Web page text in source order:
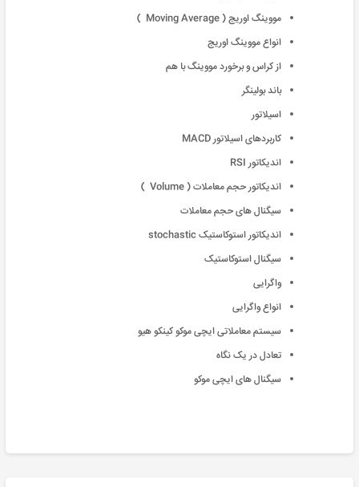
مووینگ اوریج ( Moving Average )
انواع مووینگ اوریج
از کراس و برخورد مووینگ با هم
باند بولینگر
اسیلاتور
کاربردهای اسیلاتور MACD
اندیکاتور RSI
اندیکاتور حجم معاملات ( Volume )
سیگنال های حجم معاملات
اندیکاتور استوکاستیک stochastic
سیگنال استوکاستیک
واگرایی
انواع واگرایی
سیستم معاملاتی ایچی موکو کینکو هیو
تعادل در یک نگاه
سیگنال های ایچی موکو